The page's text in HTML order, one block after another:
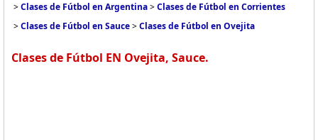
>Clases de Fútbol en Argentina>Clases de Fútbol en Corrientes
>Clases de Fútbol en Sauce>Clases de Fútbol en Ovejita
Clases de Fútbol EN Ovejita, Sauce.